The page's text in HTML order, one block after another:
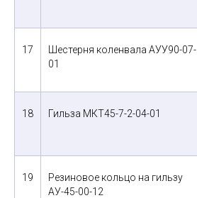
17
Шестерня коленвала АУУ90-07-
01
18
Гильза МКТ45-7-2-04-01
19
Резиновое кольцо на гильзу
АУ-45-00-12